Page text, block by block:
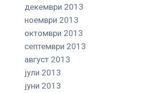
декември 2013
ноември 2013
октомври 2013
септември 2013
август 2013
јули 2013
јуни 2013